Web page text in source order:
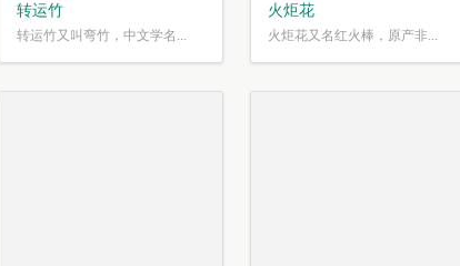
转运竹
转运竹又叫弯竹，中文学名...
火炬花
火炬花又名红火棒，原产非...